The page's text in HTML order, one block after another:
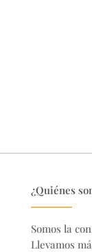
¿Quiénes
Somos la
Llevamos